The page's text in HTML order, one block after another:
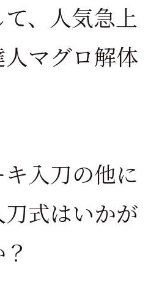
、人気急上
マグロ解体
。
刀の他に
式はいかが